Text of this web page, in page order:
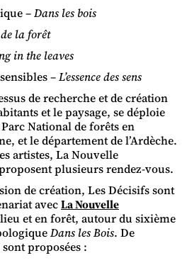
–Dans les bois
la forêt
in the leaves
–L’essence des sens
de recherche et de création
et le paysage, se déploie
National de forêts en
et le département de l’Ardèche.
artistes, La Nouvelle
plusieurs rendez-vous.
de création, Les Décisifs sont
avecLa Nouvelle
et en forêt, autour du sixième
Dans les Bois. De
proposées :